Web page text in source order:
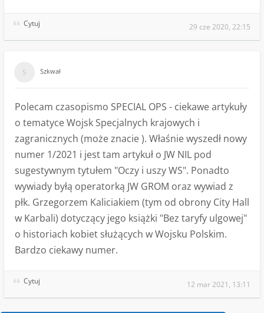
Cytuj 29 cze 2020, 22:15
Szkwał
Polecam czasopismo SPECIAL OPS - ciekawe artykuły
o tematyce Wojsk Specjalnych krajowych i
zagranicznych (może znacie ). Właśnie wyszedł nowy
numer 1/2021 i jest tam artykuł o JW NIL pod
sugestywnym tytułem "Oczy i uszy WS". Ponadto
wywiady byłą operatorką JW GROM oraz wywiad z
płk. Grzegorzem Kaliciakiem (tym od obrony City Hall
w Karbali) dotyczący jego książki "Bez taryfy ulgowej"
o historiach kobiet służących w Wojsku Polskim.
Bardzo ciekawy numer.
Cytuj 12 mar 2021, 13:11